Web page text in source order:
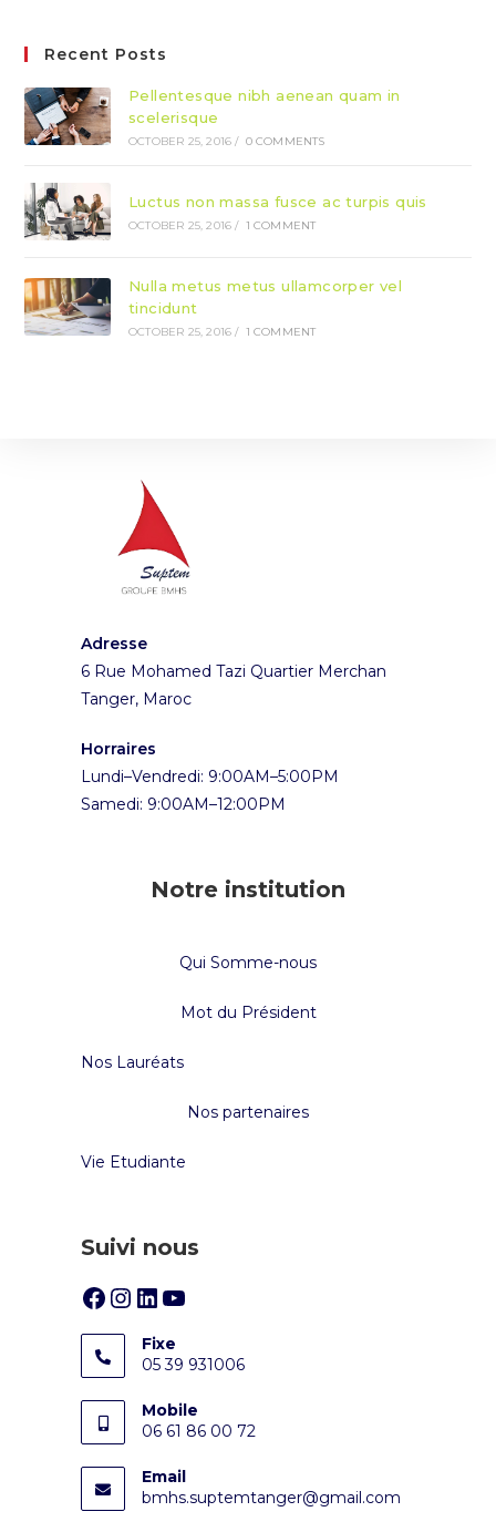
Recent Posts
Pellentesque nibh aenean quam in
scelerisque
OCTOBER 25, 2016 / 0 COMMENTS
Luctus non massa fusce ac turpis quis
OCTOBER 25, 2016 / 1 COMMENT
Nulla metus metus ullamcorper vel
tincidunt
OCTOBER 25, 2016 / 1 COMMENT
Adresse
6 Rue Mohamed Tazi Quartier Merchan
Tanger, Maroc
Horraires
Lundi–Vendredi: 9:00AM–5:00PM
Samedi: 9:00AM–12:00PM
Notre institution
Qui Somme-nous
Mot du Président
Nos Lauréats
Nos partenaires
Vie Etudiante
Suivi nous
Fixe
05 39 931006
Mobile
06 61 86 00 72
Email
bmhs.suptemtanger@gmail.com